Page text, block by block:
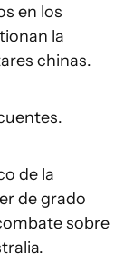
en los
la
chinas.
de la
de grado
sobre